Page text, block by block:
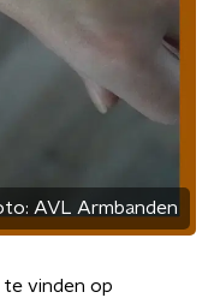
AVL Armbanden
vinden op